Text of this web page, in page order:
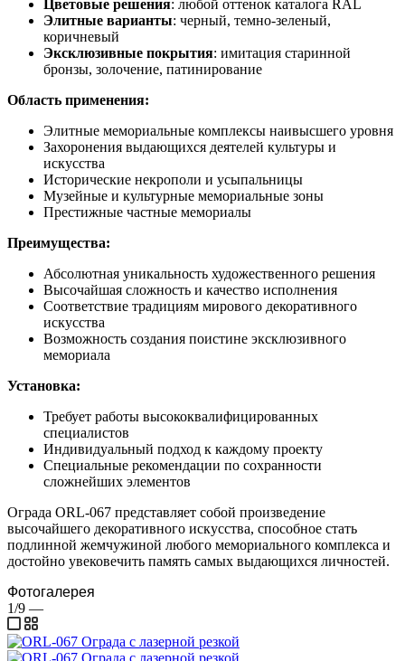
Цветовые решения: любой оттенок каталога RAL
Элитные варианты: черный, темно-зеленый,
коричневый
Эксклюзивные покрытия: имитация старинной
бронзы, золочение, патинирование
Область применения:
Элитные мемориальные комплексы наивысшего уровня
Захоронения выдающихся деятелей культуры и
искусства
Исторические некрополи и усыпальницы
Музейные и культурные мемориальные зоны
Престижные частные мемориалы
Преимущества:
Абсолютная уникальность художественного решения
Высочайшая сложность и качество исполнения
Соответствие традициям мирового декоративного
искусства
Возможность создания поистине эксклюзивного
мемориала
Установка:
Требует работы высококвалифицированных
специалистов
Индивидуальный подход к каждому проекту
Специальные рекомендации по сохранности
сложнейших элементов
Ограда ORL-067 представляет собой произведение
высочайшего декоративного искусства, способное стать
подлинной жемчужиной любого мемориального комплекса и
достойно увековечить память самых выдающихся личностей.
Фотогалерея
1/9 —